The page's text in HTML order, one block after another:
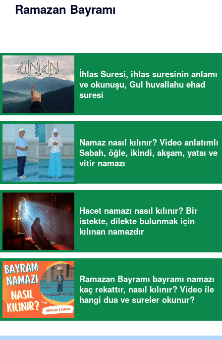
Ramazan Bayramı
İhlas Suresi, ihlas suresinin anlamı
ve okunuşu, Gul huvallahu ehad
suresi
Namaz nasıl kılınır? Video anlatımlı
Sabah, öğle, ikindi, akşam, yatsı ve
vitir namazı
Hacet namazı nasıl kılınır? Bir
istekte, dilekte bulunmak için
kılınan namazdır
Ramazan Bayramı bayramı namazı
kaç rekattır, nasıl kılınır? Video ile
hangi dua ve sureler okunur?